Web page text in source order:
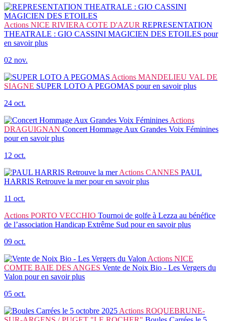
Actions NICE RIVIERA COTE D'AZUR REPRESENTATION
THEATRALE : GIO CASSINI MAGICIEN DES ETOILES pour
en savoir plus
02 nov.
Actions MANDELIEU VAL DE
SIAGNE SUPER LOTO A PEGOMAS pour en savoir plus
24 oct.
Actions
DRAGUIGNAN Concert Hommage Aux Grandes Voix Féminines
pour en savoir plus
12 oct.
Actions CANNES PAUL
HARRIS Retrouve la mer pour en savoir plus
11 oct.
Actions PORTO VECCHIO Tournoi de golfe à Lezza au bénéfice
de l’association Handicap Extrême Sud pour en savoir plus
09 oct.
Actions NICE
COMTE BAIE DES ANGES Vente de Noix Bio - Les Vergers du
Valon pour en savoir plus
05 oct.
Actions ROQUEBRUNE-